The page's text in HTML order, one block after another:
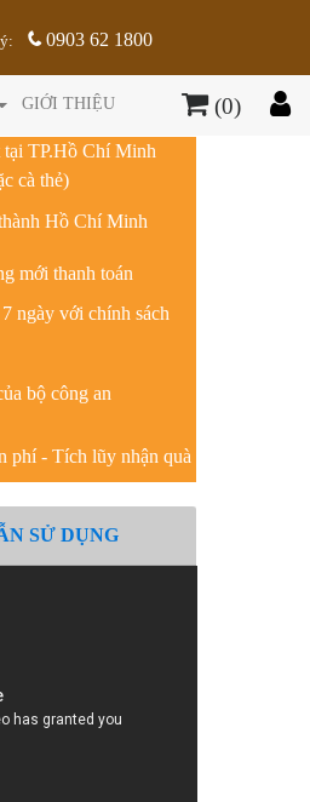
0903 62 1800
GIỚI THIỆU (0)
tại TP.Hồ Chí Minh
cà thẻ)
Hồ Chí Minh
mới thanh toán
ngày với chính sách
bộ công an
phí - Tích lũy nhận quà
SỬ DỤNG